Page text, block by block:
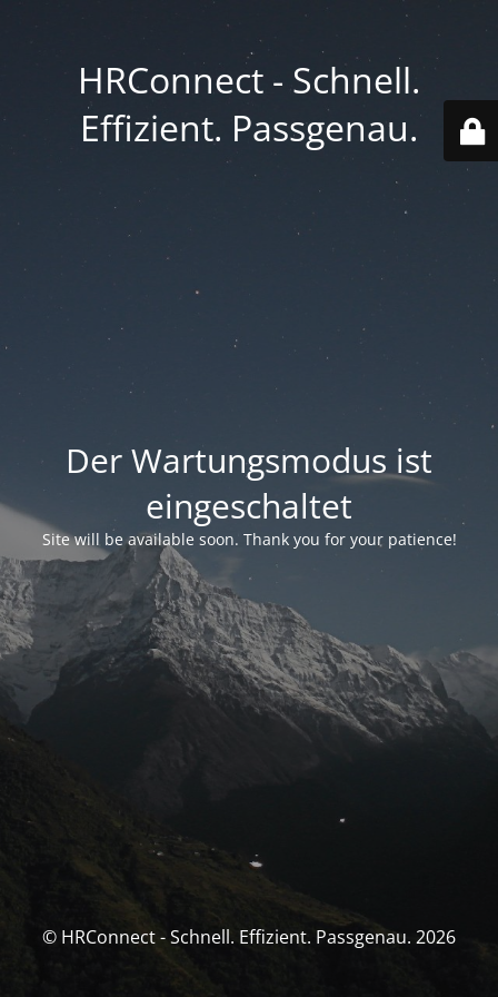
HRConnect - Schnell.
Effizient. Passgenau.
Der Wartungsmodus ist
eingeschaltet
Site will be available soon. Thank you for your patience!
© HRConnect - Schnell. Effizient. Passgenau. 2026